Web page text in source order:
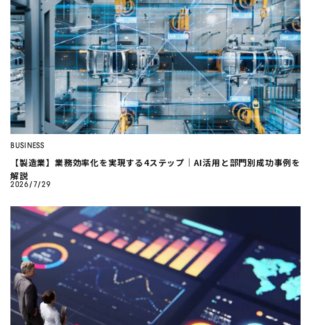
BUSINESS
【製造業】業務効率化を実現する4ステップ｜AI活用と部門別成功事例を
解説
2026/7/29